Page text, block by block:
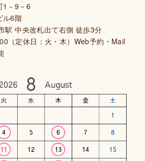
－9－6
6階
駅 中央改札出て右側 徒歩3分
（定休日：火・木）Web予約・Mail